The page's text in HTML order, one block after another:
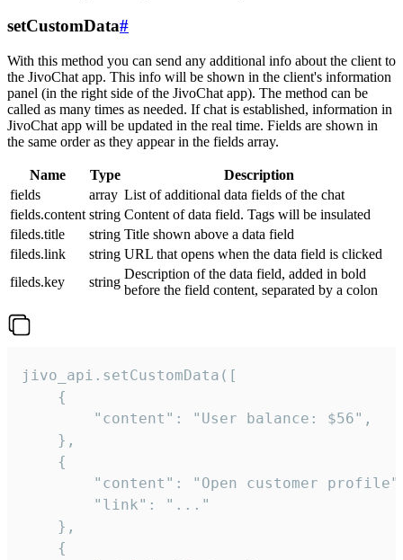
setCustomData#
With this method you can send any additional info about the client to
the JivoChat app. This info will be shown in the client's information
panel (in the right side of the JivoChat app). The method can be
called as many times as needed. If chat is established, information in
JivoChat app will be updated in the real time. Fields are shown in
the same order as they appear in the fields array.
Name Type
Description
fields
array List of additional data fields of the chat
fields.content string Content of data field. Tags will be insulated
fileds.title
string Title shown above a data field
fileds.link
string URL that opens when the data field is clicked
fileds.key
string
Description of the data field, added in bold
before the field content, separated by a colon
jivo_api.setCustomData([
    {
        "content": "User balance: $56",
    },
    {
"content": "Open customer
        "link": "..."
    },
    {